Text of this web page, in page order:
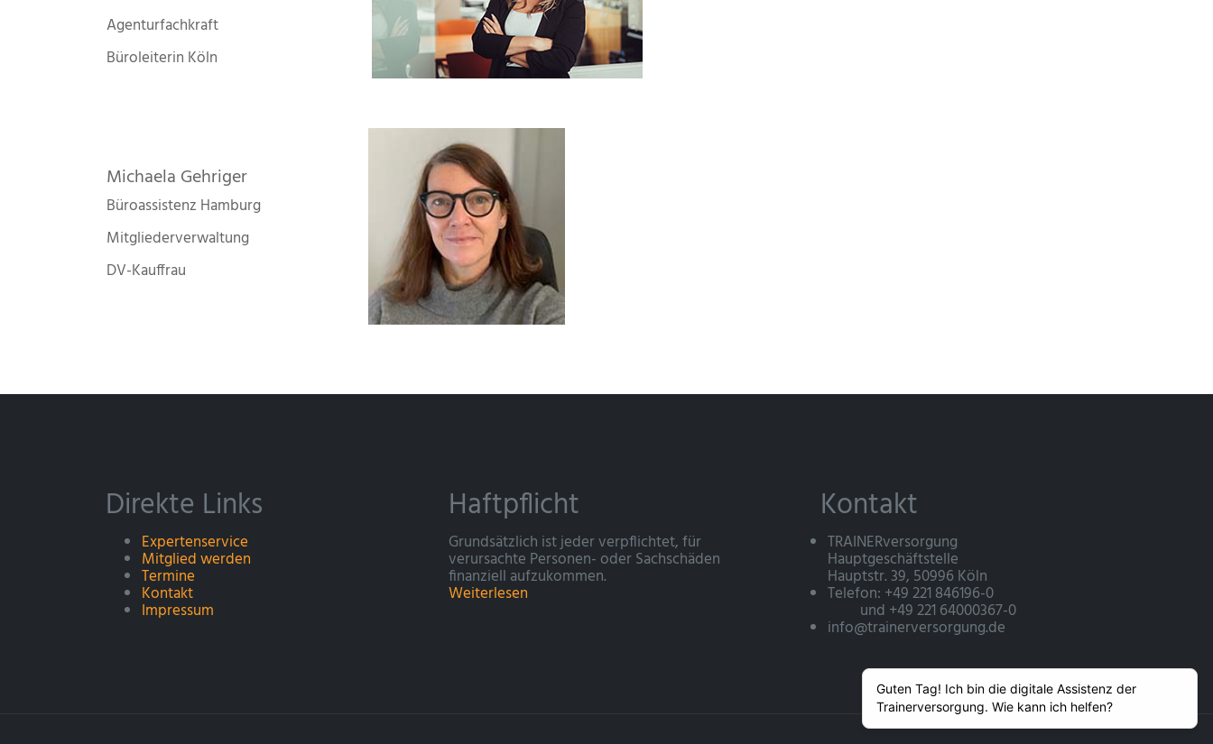
Agenturfachkraft
Büroleiterin Köln
Michaela Gehriger
Büroassistenz Hamburg
Mitgliederverwaltung
DV-Kauffrau
Direkte Links
Expertenservice
Mitglied werden
Termine
Kontakt
Impressum
Haftpflicht
Grundsätzlich ist jeder verpflichtet, für
verursachte Personen- oder Sachschäden
finanziell aufzukommen.
Weiterlesen
Kontakt
TRAINERversorgung
Hauptgeschäftstelle
Hauptstr. 39, 50996 Köln
Telefon: +49 221 846196-0
und +49 221 64000367-0
info@trainerversorgung.de